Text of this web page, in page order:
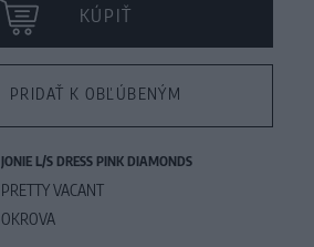
KÚPIŤ
PRIDAŤ K OBĽÚBENÝM
JONIE L/S DRESS PINK DIAMONDS
PRETTY VACANT
OKROVA